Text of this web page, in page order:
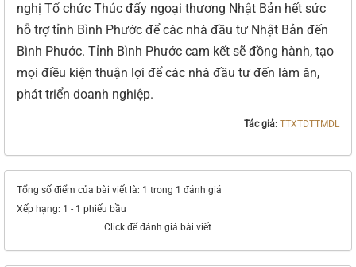
nghị Tổ chức Thúc đẩy ngoại thương Nhật Bản hết sức
hỗ trợ tỉnh Bình Phước để các nhà đầu tư Nhật Bản đến
Bình Phước. Tỉnh Bình Phước cam kết sẽ đồng hành, tạo
mọi điều kiện thuận lợi để các nhà đầu tư đến làm ăn,
phát triển doanh nghiệp.
Tác giả: TTXTDTTMDL
Tổng số điểm của bài viết là: 1 trong 1 đánh giá
Xếp hạng: 1 - 1 phiếu bầu
Click để đánh giá bài viết